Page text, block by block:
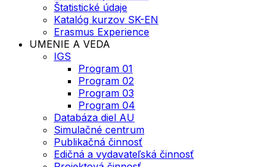
Štatistické údaje
Katalóg kurzov SK-EN
Erasmus Experience
UMENIE A VEDA
IGS
Program 01
Program 02
Program 03
Program 04
Databáza diel AU
Simulačné centrum
Publikačná činnosť
Edičná a vydavateľská činnosť